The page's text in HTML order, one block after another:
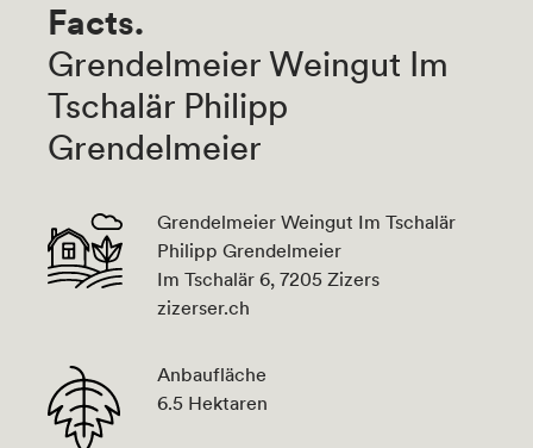
Facts.
Grendelmeier Weingut Im
Tschalär Philipp
Grendelmeier
Grendelmeier Weingut Im Tschalär
Philipp Grendelmeier
Im Tschalär 6, 7205 Zizers
zizerser.ch
Anbaufläche
6.5 Hektaren